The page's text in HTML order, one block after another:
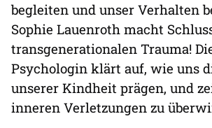
begleiten und unser Verhalten
Sophie Lauenroth macht
transgenerationalen Trauma!
Psychologin klärt auf, wie uns
unserer Kindheit prägen, und
inneren Verletzungen zu